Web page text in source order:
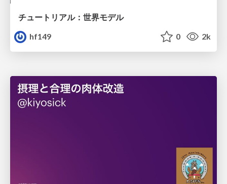
チュートリアル：世界モデル
hf149
0 2k